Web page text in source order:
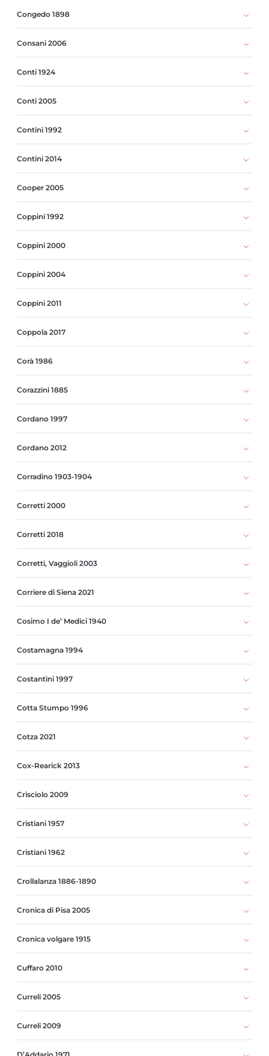
Congedo 1898
Consani 2006
Conti 1924
Conti 2005
Contini 1992
Contini 2014
Cooper 2005
Coppini 1992
Coppini 2000
Coppini 2004
Coppini 2011
Coppola 2017
Corà 1986
Corazzini 1885
Cordano 1997
Cordano 2012
Corradino 1903-1904
Corretti 2000
Corretti 2018
Corretti, Vaggioli 2003
Corriere di Siena 2021
Cosimo I de’ Medici 1940
Costamagna 1994
Costantini 1997
Cotta Stumpo 1996
Cotza 2021
Cox-Rearick 2013
Crisciolo 2009
Cristiani 1957
Cristiani 1962
Crollalanza 1886-1890
Cronica di Pisa 2005
Cronica volgare 1915
Cuffaro 2010
Curreli 2005
Curreli 2009